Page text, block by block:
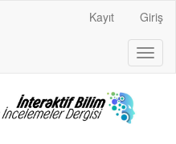
Kayıt Giriş